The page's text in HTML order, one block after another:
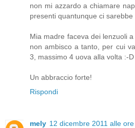
non mi azzardo a chiamare
presenti quantunque ci
Mia madre faceva dei lenzuoli
non ambisco a tanto, per cui
3, massimo 4 uova alla volta :-D
Un abbraccio forte!
Rispondi
mely 12 dicembre 2011 alle ore